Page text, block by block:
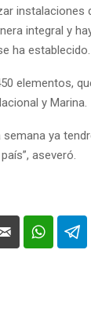
instalaciones
integral y
ha establecido.
elementos,
y Marina.
ya
aseveró.